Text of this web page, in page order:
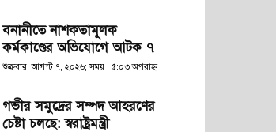
বনানীতে নাশকতামূলক
কর্মকাণ্ডের অভিযোগে আটক ৭
শুক্রবার, আগস্ট ৭, ২০২৬; সময় : ৫:০৩ অপরাহ্ণ
গভীর সমুদ্রের সম্পদ আহরণের
চেষ্টা চলছে: স্বরাষ্ট্রমন্ত্রী